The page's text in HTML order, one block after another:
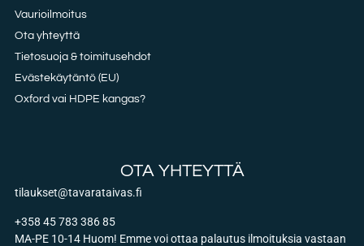
Vaurioilmoitus
Ota yhteyttä
Tietosuoja & toimitusehdot
Evästekäytäntö (EU)
Oxford vai HDPE kangas?
OTA YHTEYTTÄ
tilaukset@tavarataivas.fi
+358 45 783 386 85
MA-PE 10-14 Huom! Emme voi ottaa palautus ilmoituksia vastaan